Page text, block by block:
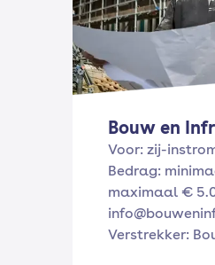
Bouw en
Voor: zij-
Bedrag:
maximaal €
Verstrekker: